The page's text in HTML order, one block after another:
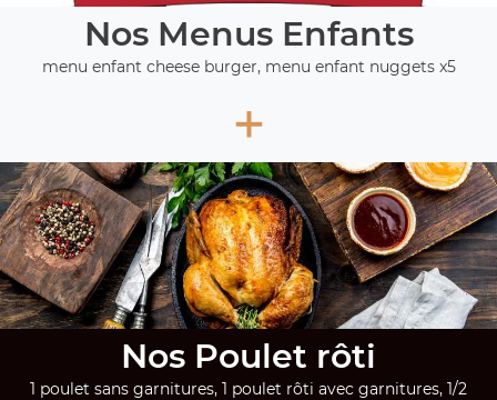
Nos Menus Enfants
menu enfant cheese burger, menu enfant nuggets x5
+
Nos Poulet rôti
1 poulet sans garnitures, 1 poulet rôti avec garnitures, 1/2